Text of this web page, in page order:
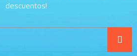
descuentos!